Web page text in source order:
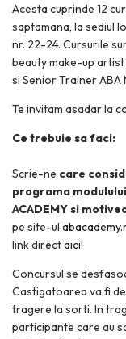
Acesta cuprinde 12
saptamana, la sediul
nr. 22-24. Cursurile
beauty make-up artist
si Senior Trainer ABA
Te invitam asadar la
Ce trebuie sa faci:
Scrie-ne care
programa
ACADEMY si
pe site-ul
link directaici!
Concursul se
Castigatoarea va fi
tragere la sorti. In
participante care au